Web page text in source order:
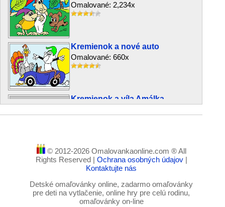
Omalované: 2,234x
Kremienok a nové auto
Omalované: 660x
Kremienok a víla Amálka
Zber čučoriedok
Omalované: 106x
Neboj sa, veď som tu!
© 2012-2026 Omalovankaonline.com ® All
Rights Reserved | Ochrana osobných údajov |
Kontaktujte nás
Detské omaľovánky online, zadarmo omaľovánky
pre deti na vytlačenie, online hry pre celú rodinu,
omaľovánky on-line